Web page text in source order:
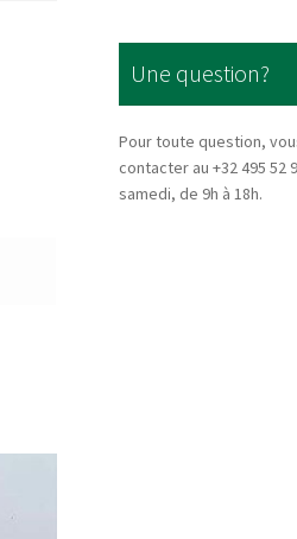
Une question?
Pour toute question,
contacter au +32 495 52
samedi, de 9h à 18h.